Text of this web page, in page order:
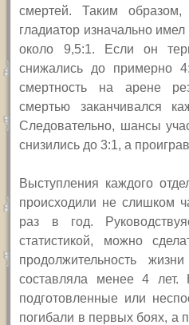
смертей. Таким
гладиатор изначально
около 9,5:1. Если он
снижались до примерно4
смертность на арене
смертью заканчивался
Следовательно, шансы
снизились до 3:1, а
Выступления каждого
происходили не слишком
раз в год.
статистикой, можно
продолжительность
составляла менее 4
подготовленные или
погибали в первых боях, а